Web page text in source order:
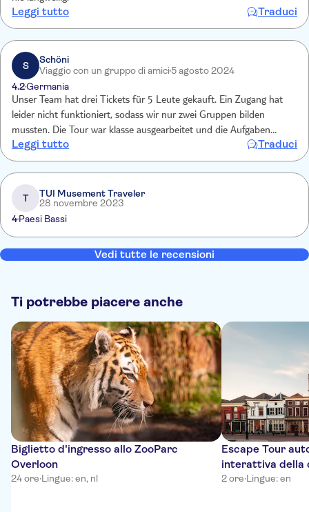
Leggi tutto Traduci
S
Schöni
Viaggio con un gruppo di amici5 agosto 2024
4.2Germania
Unser Team hat drei Tickets für 5 Leute gekauft. Ein Zugang hat
leider nicht funktioniert, sodass wir nur zwei Gruppen bilden
mussten. Die Tour war klasse ausgearbeitet und die Aufgaben
angemessen schwierig. Eine Aufgabe mit Zeitlimit konnte man
schon lösen, bevor man die Zeit startete. Das war sicher so nicht
gedacht. Leider ist es ein paar mal passiert, dass man aus Versehen
eine Lösungstaste berührt hat. Da es nicht nachgelagert keine
Bestätigungstaste gibt, war die Aufgabe jeweils verloren.
Leggi tutto Traduci
T
TUI Musement Traveler
28 novembre 2023
4Paesi Bassi
Vedi tutte le recensioni
Ti potrebbe piacere anche
Biglietto d'ingresso allo ZooParc
Overloon
24 ore·Lingue: en, nl
Escape Tour
interattiva della
2 ore·Lingue: en